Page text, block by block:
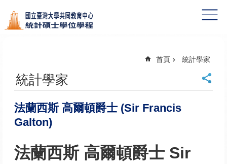
跳到主要內容區塊
首頁 統計學家
統計學家
法蘭西斯 高爾頓爵士 (Sir Francis
Galton)
法蘭西斯 高爾頓爵士 Sir